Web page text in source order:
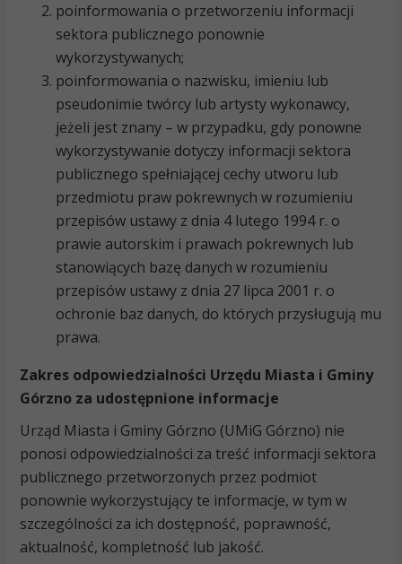
poinformowania o przetworzeniu informacji
sektora publicznego ponownie
wykorzystywanych;
poinformowania o nazwisku, imieniu lub
pseudonimie twórcy lub artysty wykonawcy,
jeżeli jest znany – w przypadku, gdy ponowne
wykorzystywanie dotyczy informacji sektora
publicznego spełniającej cechy utworu lub
przedmiotu praw pokrewnych w rozumieniu
przepisów ustawy z dnia 4 lutego 1994 r. o
prawie autorskim i prawach pokrewnych lub
stanowiących bazę danych w rozumieniu
przepisów ustawy z dnia 27 lipca 2001 r. o
ochronie baz danych, do których przysługują mu
prawa.
Zakres odpowiedzialności Urzędu Miasta i Gminy
Górzno za udostępnione informacje
Urząd Miasta i Gminy Górzno (UMiG Górzno) nie
ponosi odpowiedzialności za treść informacji sektora
publicznego przetworzonych przez podmiot
ponownie wykorzystujący te informacje, w tym w
szczególności za ich dostępność, poprawność,
aktualność, kompletność lub jakość.